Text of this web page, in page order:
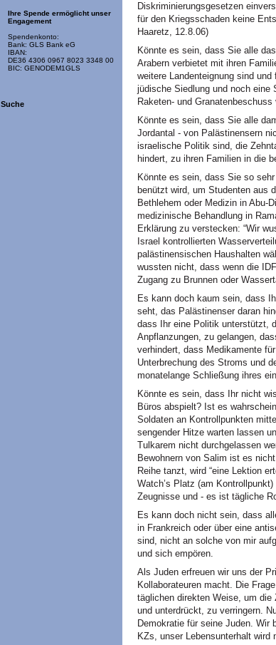
Ihre Spende ermöglicht unser
Engagement
Spendenkonto:
Bank: GLS Bank eG
IBAN:
DE36 4306 0967 8023 3348 00
BIC: GENODEM1GLS
Suche
Diskriminierungsgesetzen
für den Kriegsschaden keine
Haaretz, 12.8.06)
Könnte es sein, dass Sie alle
Arabern verbietet mit ihren
weitere Landenteignung sind
jüdische Siedlung und noch
Raketen- und
Könnte es sein, dass Sie alle
Jordantal - von Palästinensern
israelische Politik sind, die
hindert, zu ihren Familien in die
Könnte es sein, dass Sie so
benützt wird, um Studenten aus
Bethlehem oder Medizin in Abu-
medizinische Behandlung in
Erklärung zu verstecken: “Wir
Israel kontrollierten
palästinensischen Haushalten
wussten nicht, dass wenn die
Zugang zu Brunnen oder
Es kann doch kaum sein, dass
seht, das Palästinenser daran
dass Ihr eine Politik unterstützt,
Anpflanzungen, zu gelangen,
verhindert, dass Medikamente
Unterbrechung des Stroms und
monatelange Schließung ihres
Könnte es sein, dass Ihr nicht
Büros abspielt? Ist es
Soldaten an Kontrollpunkten
sengender Hitze warten lassen
Tulkarem nicht durchgelassen
Bewohnern von Salim ist es
Reihe tanzt, wird “eine Lektion
Watch’s Platz (am
Zeugnisse und - es ist tägliche
Es kann doch nicht sein, dass
in Frankreich oder über eine
sind, nicht an solche von mir
und sich empören.
Als Juden erfreuen wir uns der
Kollaborateuren macht. Die
täglichen direkten Weise, um
und unterdrückt, zu verringern.
Demokratie für seine Juden. Wir
KZs, unser Lebensunterhalt wird